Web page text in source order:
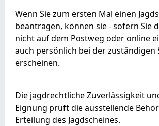
Wenn Sie zum ersten Mal einen
beantragen, können sie - sofern Sie
nicht auf dem Postweg oder online
auch persönlich bei der zuständigen
erscheinen.
Die jagdrechtliche Zuverlässigkeit
Eignung prüft die ausstellende
Erteilung des Jagdscheines.